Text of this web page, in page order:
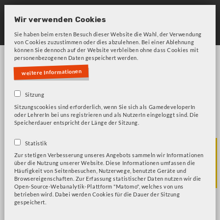
Skip
main
navigation
Fehlermeldung
Bitte beachten Sie unsere Frage zu Cookies!
SPO - Fitness
entwickeln
Wir verwenden Cookies
Sie haben beim ersten Besuch dieser Website die Wahl, der Verwendung
von Cookies zuzustimmen oder dies abzulehnen. Bei einer Ablehnung
können Sie dennoch auf der Website verbleiben ohne dass Cookies mit
personenbezogenen Daten gespeichert werden.
weitere Informationen
Sitzung
Sitzungscookies sind erforderlich, wenn Sie sich als GamedeveloperIn
oder LehrerIn bei uns registrieren und als NutzerIn eingeloggt sind. Die
Speicherdauer entspricht der Länge der Sitzung.
Statistik
Zur stetigen Verbesserung unseres Angebots sammeln wir Informationen
über die Nutzung unserer Website. Diese Informationen umfassen die
Häufigkeit von Seitenbesuchen, Nutzerwege, benutzte Geräte und
Browsereigenschaften. Zur Erfassung statistischer Daten nutzen wir die
Open-Source-Webanalytik-Plattform "Matomo", welches von uns
betrieben wird. Dabei werden Cookies für die Dauer der Sitzung
gespeichert.
Beat Saber